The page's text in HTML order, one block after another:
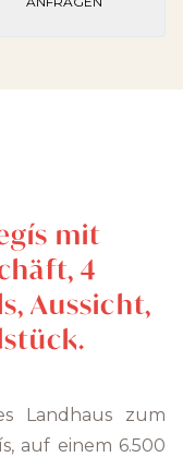
mit
4
Aussicht,
Landhaus zum
auf einem 6.500